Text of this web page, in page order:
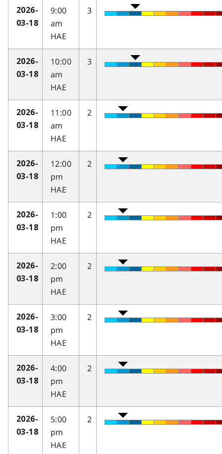
2026-
03-18
9:00
am
HAE
3
2026-
03-18
10:00
am
HAE
3
2026-
03-18
11:00
am
HAE
2
2026-
03-18
12:00
pm
HAE
2
2026-
03-18
1:00
pm
HAE
2
2026-
03-18
2:00
pm
HAE
2
2026-
03-18
3:00
pm
HAE
2
2026-
03-18
4:00
pm
HAE
2
2026-
03-18
5:00
pm
HAE
2